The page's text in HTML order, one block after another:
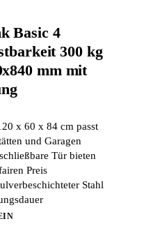
Basic 4
300 kg
mm mit
x 60 x 84 cm passt
und Garagen
Tür bieten
Preis
Stahl